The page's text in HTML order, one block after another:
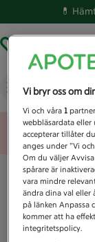
💊
Vad
Vi bryr oss om
Vi och våra1
webbläsardata
accepterar tillåter
anges under ”Vi
Om du väljer
spårare är
vara mindre
ändra dina val eller
på länken Anpassa
kommer att ha
integritetspolicy.